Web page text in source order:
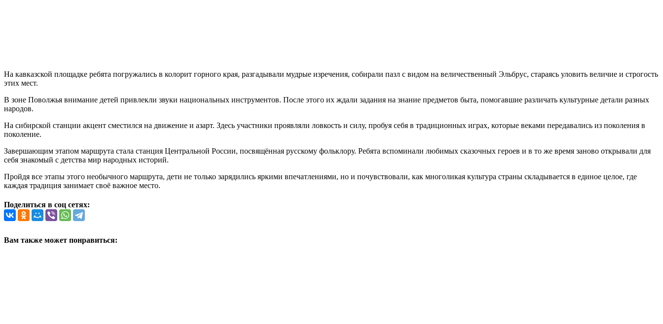
На кавказской площадке ребята погружались в колорит горного края, разгадывали мудрые изречения, собирали пазл с видом на величественный Эльбрус, стараясь уловить величие и строгость
этих мест.
В зоне Поволжья внимание детей привлекли звуки национальных инструментов. После этого их ждали задания на знание предметов быта, помогавшие различать культурные детали разных
народов.
На сибирской станции акцент сместился на движение и азарт. Здесь участники проявляли ловкость и силу, пробуя себя в традиционных играх, которые веками передавались из поколения в
поколение.
Завершающим этапом маршрута стала станция Центральной России, посвящённая русскому фольклору. Ребята вспоминали любимых сказочных героев и в то же время заново открывали для
себя знакомый с детства мир народных историй.
Пройдя все этапы этого необычного маршрута, дети не только зарядились яркими впечатлениями, но и почувствовали, как многоликая культура страны складывается в единое целое, где
каждая традиция занимает своё важное место.
Поделиться в соц сетях:
Вам также может понравиться: